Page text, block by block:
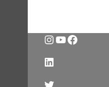
Instagram
YouTube
Facebook
LinkedIn